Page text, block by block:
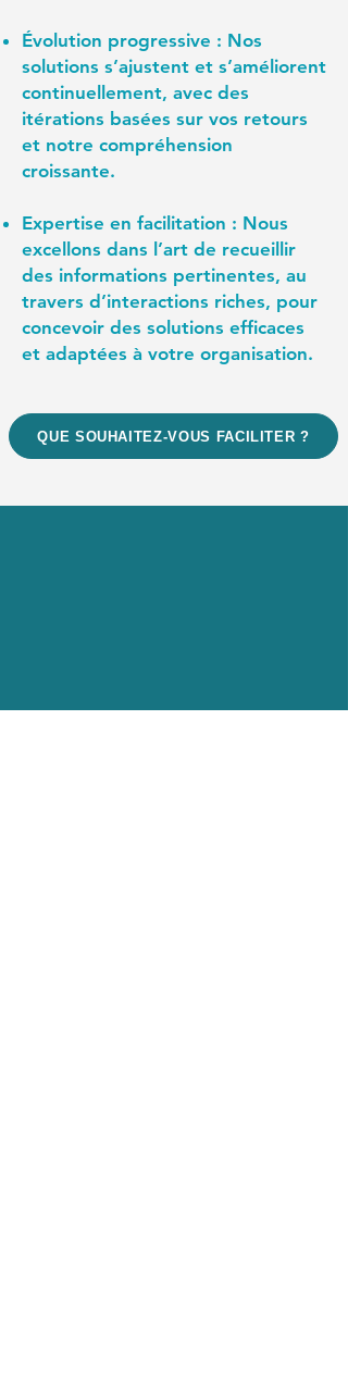
Évolution progressive : Nos
solutions s’ajustent et s’améliorent
continuellement, avec des
itérations basées sur vos retours
et notre compréhension
croissante.
Expertise en facilitation : Nous
excellons dans l’art de recueillir
des informations pertinentes, au
travers d’interactions riches, pour
concevoir des solutions efficaces
et adaptées à votre organisation.
QUE SOUHAITEZ-VOUS FACILITER ?